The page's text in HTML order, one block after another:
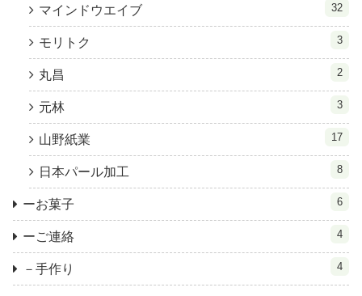
マインドウエイブ 32
モリトク 3
丸昌 2
元林 3
山野紙業 17
日本パール加工 8
ーお菓子 6
ーご連絡 4
－手作り 4